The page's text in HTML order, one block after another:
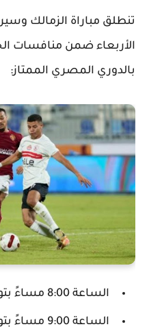
تنطلق مباراة الزمالك
الأربعاء ضمن منافسات
بالدوري المصري الممتاز:
الساعة 8:00 مساءً بتوقيت القاهرة
الساعة 9:00 مساءً بتوقيت السعودية